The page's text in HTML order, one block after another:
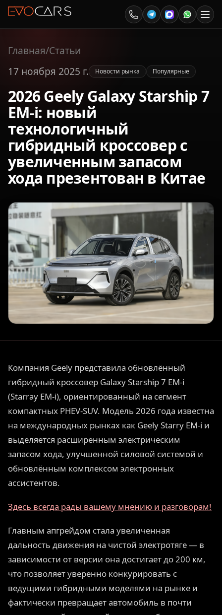
Главная/Статьи
17 ноября 2025 г.
Новости рынка Популярные
2026 Geely Galaxy Starship 7
EM-i: новый
технологичный
гибридный кроссовер с
увеличенным запасом
хода презентован в Китае
Компания Geely представила обновлённый
гибридный кроссовер Galaxy Starship 7 EM-i
(Starray EM-i), ориентированный на сегмент
компактных PHEV-SUV. Модель 2026 года известна
на международных рынках как Geely Starry EM-i и
выделяется расширенным электрическим
запасом хода, улучшенной силовой системой и
обновлённым комплексом электронных
ассистентов.
Здесь всегда рады вашему мнению и разговорам!
Главным апгрейдом стала увеличенная
дальность движения на чистой электротяге — в
зависимости от версии она достигает до 200 км,
что позволяет уверенно конкурировать с
ведущими гибридными моделями на рынке и
фактически превращает автомобиль в почти